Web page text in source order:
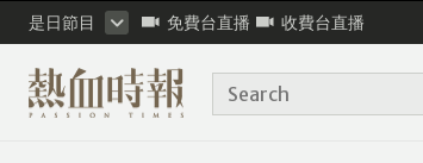
是日節目 免費台直播 收費台直播
Search